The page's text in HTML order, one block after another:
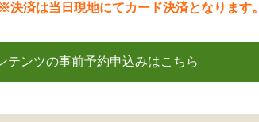
※決済は当日現地にてカード決済となります。
テンツの事前予約申込みはこちら